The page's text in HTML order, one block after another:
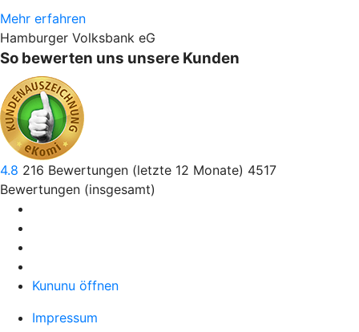
Mehr erfahren
Hamburger Volksbank eG
So bewerten uns unsere Kunden
4.8 216 Bewertungen (letzte 12 Monate) 4517
Bewertungen (insgesamt)
Kununu öffnen
Impressum